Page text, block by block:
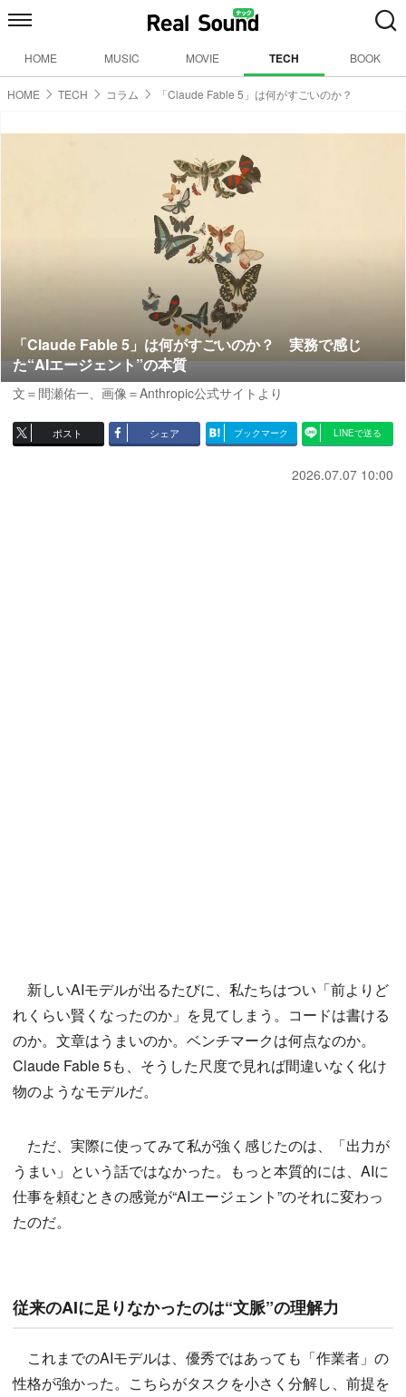
HOME MUSIC MOVIE TECH BOOK
HOME TECH コラム 「Claude Fable 5」は何がすごいのか？
「Claude Fable 5」は何がすごいのか？ 実務で感じ
た“AIエージェント”の本質
文＝間瀬佑一、画像＝Anthropic公式サイトより
ポスト シェア ブックマーク LINEで送る
2026.07.07 10:00
新しいAIモデルが出るたびに、私たちはつい「前よりど
れくらい賢くなったのか」を見てしまう。コードは書ける
のか。文章はうまいのか。ベンチマークは何点なのか。
Claude Fable 5も、そうした尺度で見れば間違いなく化け
物のようなモデルだ。
ただ、実際に使ってみて私が強く感じたのは、「出力が
うまい」という話ではなかった。もっと本質的には、AIに
仕事を頼むときの感覚が“AIエージェント”のそれに変わっ
たのだ。
従来のAIに足りなかったのは“文脈”の理解力
これまでのAIモデルは、優秀ではあっても「作業者」の
性格が強かった。こちらがタスクを小さく分解し、前提を